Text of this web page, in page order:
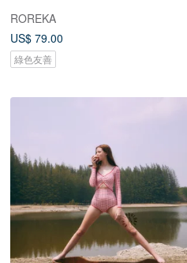
ROREKA
US$ 79.00
綠色友善